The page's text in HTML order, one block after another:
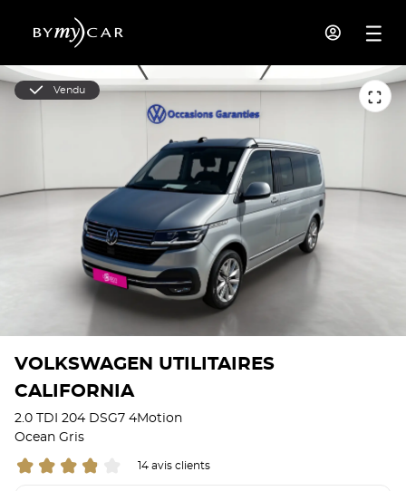
Vendu
VOLKSWAGEN UTILITAIRES
CALIFORNIA
2.0 TDI 204 DSG7 4Motion
Ocean Gris
14 avis clients